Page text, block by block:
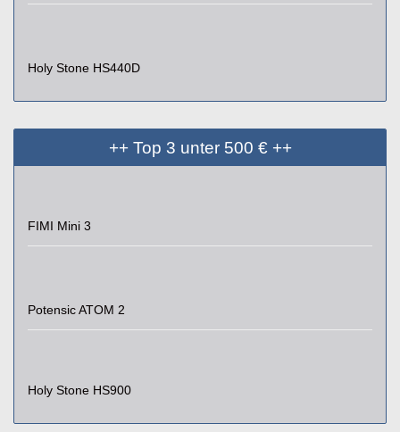
Holy Stone HS440D
++ Top 3 unter 500 € ++
FIMI Mini 3
Potensic ATOM 2
Holy Stone HS900